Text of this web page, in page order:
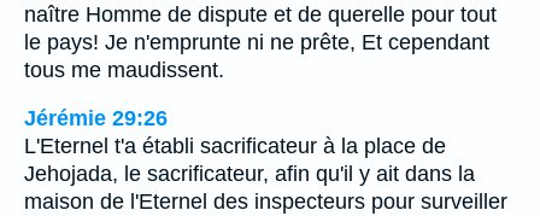
naître Homme de dispute et de querelle pour tout
le pays! Je n'emprunte ni ne prête, Et cependant
tous me maudissent.
Jérémie 29:26
L'Eternel t'a établi sacrificateur à la place de
Jehojada, le sacrificateur, afin qu'il y ait dans la
maison de l'Eternel des inspecteurs pour surveiller